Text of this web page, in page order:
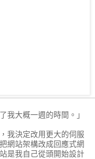
我大概一週的時間。」
我決定改用更大的伺服
網站架構改成回應式網
是我自己從頭開始設計